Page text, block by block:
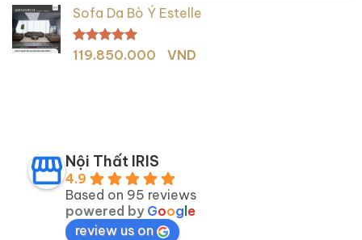
5 sao
Sofa Da Bò Ý Estelle
Được xếp
119.850.000 VND
Nội Thất IRIS
4.9
Based on 95 reviews
powered by Goog e
review us on